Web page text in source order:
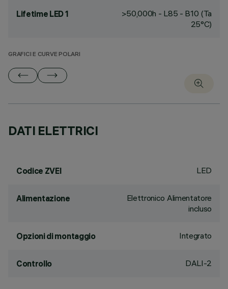
Lifetime LED 1
>50,000h - L85 - B10 (Ta
25°C)
GRAFICI E CURVE POLARI
DATI ELETTRICI
Codice ZVEI LED
Alimentazione
Elettronico Alimentatore
incluso
Opzioni di montaggio Integrato
Controllo DALI-2